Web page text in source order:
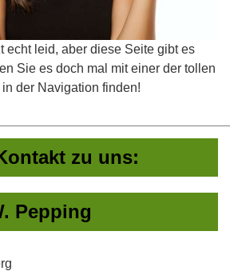
echt leid, aber diese Seite gibt es
Sie es doch mal mit einer der tollen
der Navigation finden!
zu uns:
Pepping